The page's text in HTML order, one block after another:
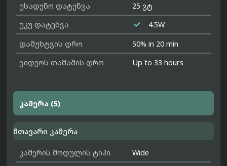
უსადენო დატენვა
25 ვტ
უკუ დატენვა

4.5W
დამუხტვის დრო
50% in 20 min
ვიდეოს თამაშის დრო
Up to 33 hours
კამერა (5)
მთავარი კამერა
კამერის მოდულის ტიპი
Wide